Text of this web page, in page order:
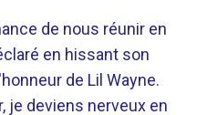
de nous réunir en
en hissant son
de Lil Wayne.
je deviens nerveux en